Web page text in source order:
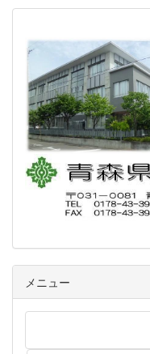
メニュー